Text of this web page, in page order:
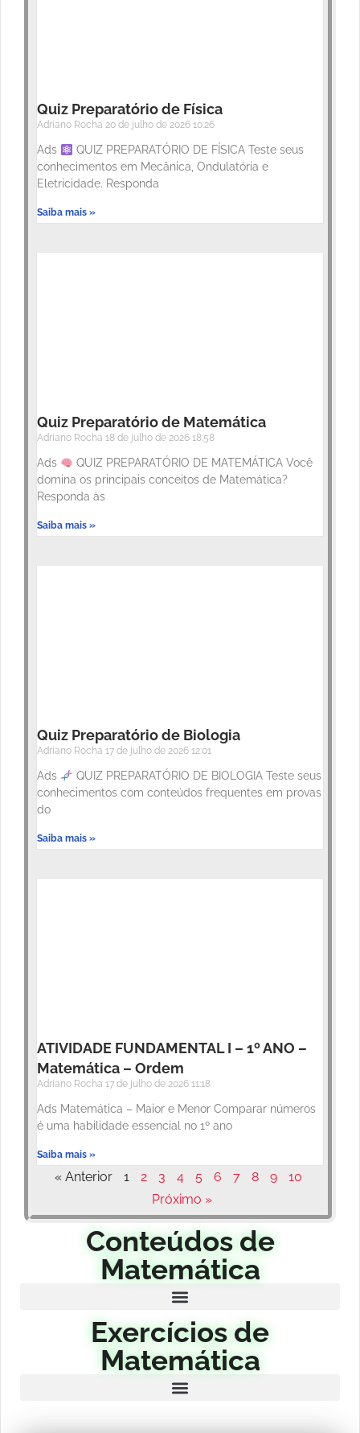
Quiz Preparatório de Física
Adriano Rocha 20 de julho de 2026 10:26
Ads
QUIZ PREPARATÓRIO DE FÍSICA Teste seus
conhecimentos em Mecânica, Ondulatória e
Eletricidade. Responda
Saiba mais »
Quiz Preparatório de Matemática
Adriano Rocha 18 de julho de 2026 18:58
Ads
QUIZ PREPARATÓRIO DE MATEMÁTICA Você
domina os principais conceitos de Matemática?
Responda às
Saiba mais »
Quiz Preparatório de Biologia
Adriano Rocha 17 de julho de 2026 12:01
Ads
QUIZ PREPARATÓRIO DE BIOLOGIA Teste seus
conhecimentos com conteúdos frequentes em provas
do
Saiba mais »
ATIVIDADE FUNDAMENTAL I – 1º ANO –
Matemática – Ordem
Adriano Rocha 17 de julho de 2026 11:18
Ads Matemática – Maior e Menor Comparar números
é uma habilidade essencial no 1º ano
Saiba mais »
« Anterior 1 2 3 4 5 6 7 8 9
10
Próximo »
Conteúdos de
Matemática
Exercícios de
Matemática